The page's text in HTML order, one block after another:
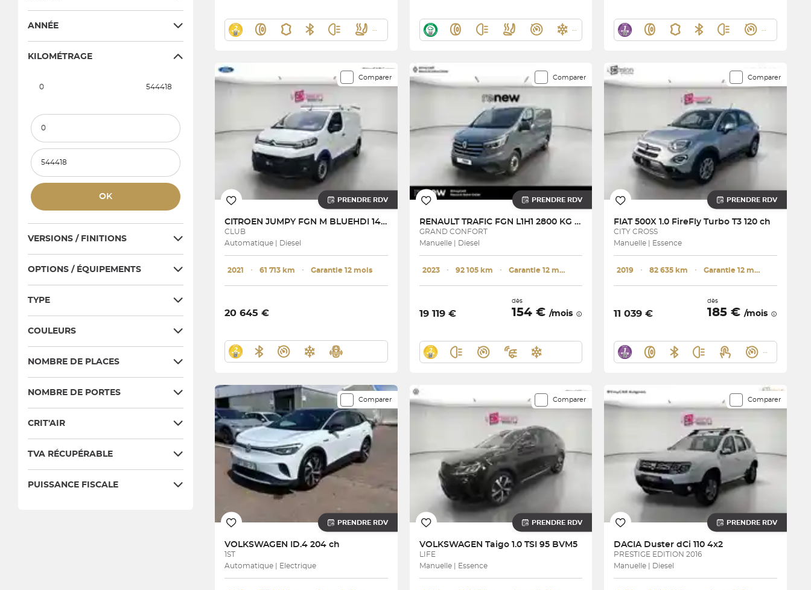
ANNÉE
KILOMÉTRAGE
0 544418
Kilométrage minimum
Kilométrage maximum
OK
VERSIONS / FINITIONS
OPTIONS / ÉQUIPEMENTS
TYPE
COULEURS
NOMBRE DE PLACES
NOMBRE DE PORTES
CRIT'AIR
TVA RÉCUPÉRABLE
PUISSANCE FISCALE
Comparer
PRENDRE RDV
CITROEN JUMPY FGN M BLUEHDI 145 S&S EAT8
CLUB
Automatique | Diesel
2021 ･ 61 713 km ･ Garantie 12 mois
20 645 €
Comparer
PRENDRE RDV
RENAULT TRAFIC FGN L1H1 2800 KG BLUE DCI 130
GRAND CONFORT
Manuelle | Diesel
2023 ･ 92 105 km ･ Garantie 12 mois
19 119 €
dès
154 €/mois
Comparer
PRENDRE RDV
FIAT500X 1.0 FireFly Turbo T3 120 ch
CITY CROSS
Manuelle | Essence
2019 ･ 82 635 km ･ Garantie 12 mois
11 039 €
dès
185 € /mois
Comparer
PRENDRE RDV
VOLKSWAGEN ID.4 204 ch
1ST
Automatique | Electrique
Comparer
PRENDRE RDV
VOLKSWAGEN Taigo 1.0 TSI 95 BVM5
LIFE
Manuelle | Essence
Comparer
PRENDRE RDV
DACIA Duster dCi 110 4x2
PRESTIGE EDITION 2016
Manuelle | Diesel